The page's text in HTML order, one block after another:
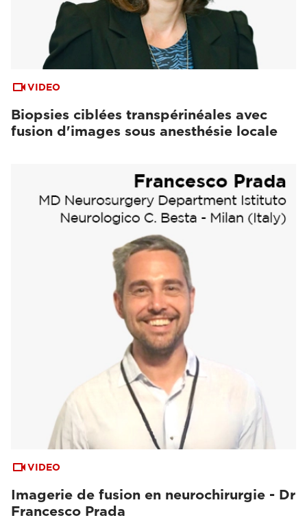
VIDEO
Biopsies ciblées transpérinéales avec
fusion d'images sous anesthésie locale
VIDEO
Imagerie de fusion en neurochirurgie - Dr
Francesco Prada